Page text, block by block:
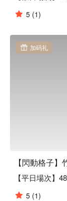
5 (1)
加码礼
【閃動格子
【平日場次】
5 (1)